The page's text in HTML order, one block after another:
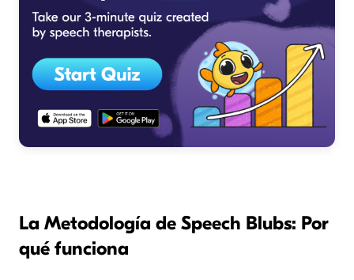
La Metodología de Speech Blubs: Por
qué funciona